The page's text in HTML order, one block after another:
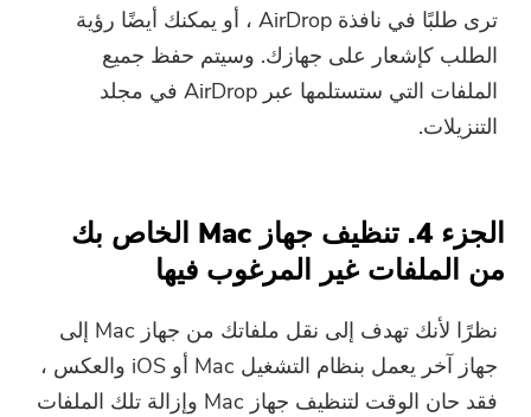
ترى طلبًا في نافذة AirDrop ، أو يمكنك أيضًا رؤية
الطلب كإشعار على جهازك. وسيتم حفظ جميع
الملفات التي ستستلمها عبر AirDrop في مجلد
التنزيلات.
الجزء 4. تنظيف جهاز Mac الخاص بك
من الملفات غير المرغوب فيها
نظرًا لأنك تهدف إلى نقل ملفاتك من جهاز Mac إلى
جهاز آخر يعمل بنظام التشغيل Mac أو iOS والعكس ،
فقد حان الوقت لتنظيف جهاز Mac وإزالة تلك الملفات